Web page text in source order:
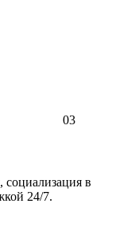
03
социализация в
24/7.